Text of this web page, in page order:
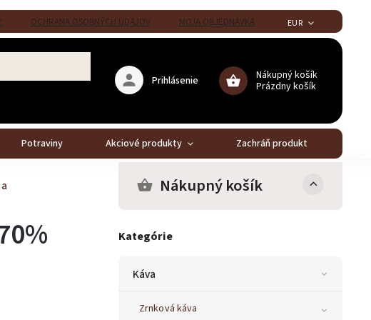
OCHRANA OSOBNÝCH ÚDAJOV MOJA OBJEDNÁVKA EUR
Nákupný košík
Prázdny košík
Prihlásenie
Potraviny Akciové produkty Zachráň produkt
Nákupný košík
Kategórie
Káva
Zrnková káva